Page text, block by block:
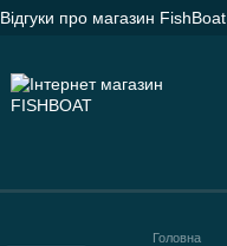
Відгуки про магазин FishBoat
Головна